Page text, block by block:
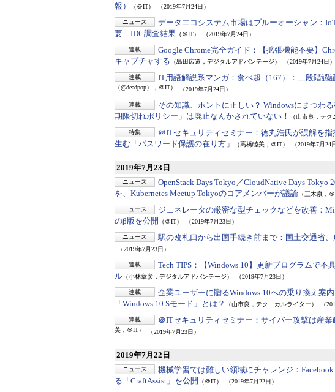
報）
（＠IT） （2019年7月24日）
ニュース データエコシステム市場はブルーオーシャン：
要 IDC調査結果 （＠IT） （2019年7月24日）
連載 Google Chrome完全ガイド：
【拡張機能不要】
キャプチャする （島田広道，デジタルアドバンテージ） （2019年7月24日）
連載 IT用語解説系マンガ：食べ超（167）： 二段階認
（@deadpop），＠IT） （2019年7月24日）
連載 その知識、ホントに正しい？ Windowsにまつわる
期限切れポリシー」は廃止なんかされていない！
（山市良，テク
特集 ＠ITセキュリティセミナー： 徳丸浩氏が誤解を
生む「パスワード保護の在り方」
（高橋睦美，＠IT） （2019年7月24
2019年7月23日
ニュース OpenStack Days Tokyo／CloudNative Days Tokyo
を、Kubernetes Meetup Tokyoのコアメンバーが議論 （三木泉，＠
ニュース ジェネレータの厳密な型チェックなどを改善：
のβ版を公開
（＠IT） （2019年7月23日）
ニュース 駅の改札口から出国手続き前まで： 国土交通省
（2019年7月23日）
連載 Tech TIPS：
【Windows 10】更新プログラムで
ル （小林章彦，デジタルアドバンテージ） （2019年7月23日）
連載 企業ユーザーに贈るWindows 10への乗り換え案内
「Windows 10 Sモード」とは？
（山市良，テクニカルライター） （
連載 ＠ITセキュリティセミナー： サイバー攻撃は産
美，＠IT） （2019年7月23日）
2019年7月22日
ニュース 機械学習では難しい領域にチャレンジ：
る「CraftAssist」を公開
（＠IT） （2019年7月22日）